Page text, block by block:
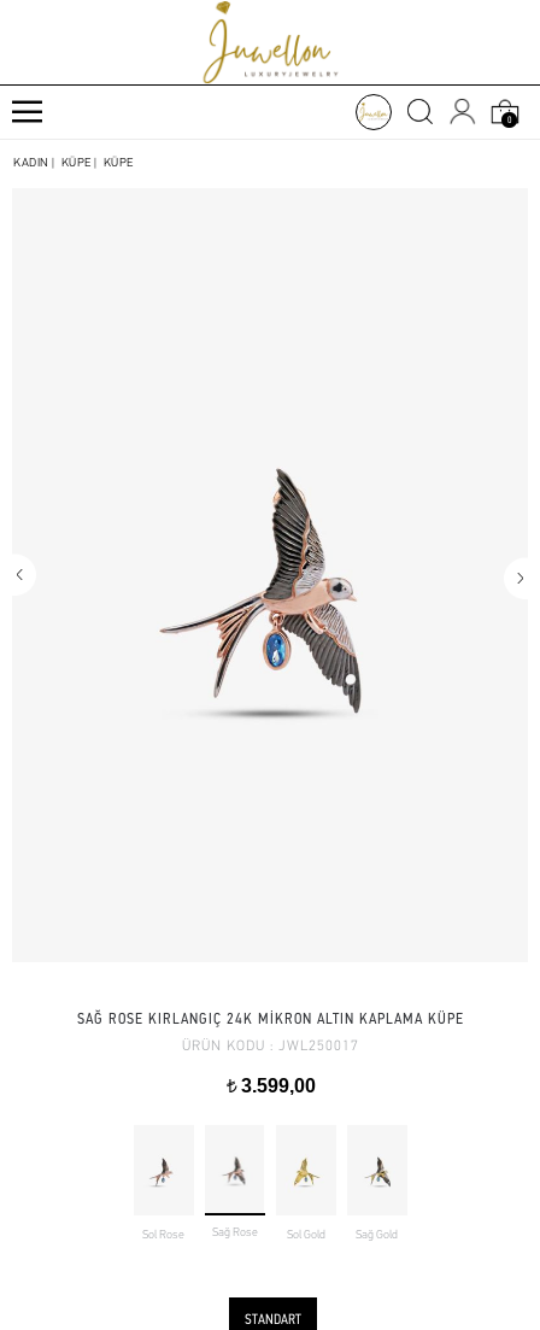
0
KADIN KÜPE KÜPE
SAĞ ROSE KIRLANGIÇ 24K MİKRON ALTIN KAPLAMA KÜPE
ÜRÜN KODU : JWL250017
t3.599,00
Sol Rose Sağ Rose Sol Gold Sağ Gold
STANDART